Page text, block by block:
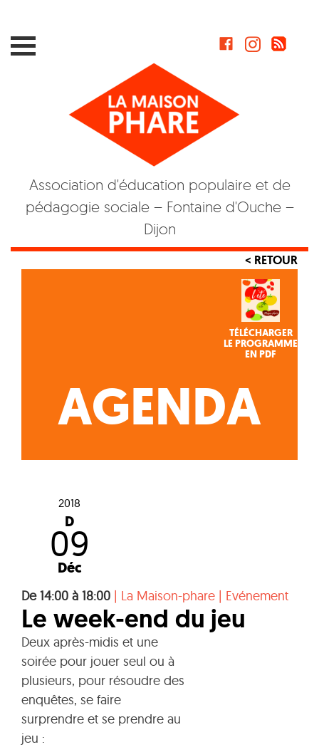
Association d'éducation populaire et de
pédagogie sociale – Fontaine d'Ouche –
Dijon
< RETOUR
TÉLÉCHARGER
LE PROGRAMME
EN PDF
AGENDA
2018
D
09
Déc
De 14:00 à 18:00 | La Maison-phare | Evénement
Le week-end du jeu
Deux après-midis et une
soirée pour jouer seul ou à
plusieurs, pour résoudre des
enquêtes, se faire
surprendre et se prendre au
jeu :